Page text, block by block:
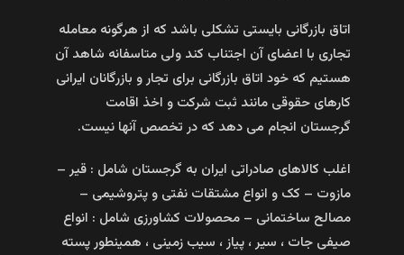
اتاق بازرگانی بایستی تشکلی باشد که از هرگونه معامله
تجاری با اعضای آن اجتناب کند ولی متاسفانه شاهد آن
هستیم که خود اتاق بازرگانی برای تجار و بازرگانان ایرانی
کارهای حقوقی مانند ثبت شرکت و اخذ اقامت
گرجستان انجام می دهد که در تخصص آنها نیست.
اغلب کالاهای صادراتی ایران به گرجستان شامل : قیر –
مازوت – کک و انواع مشتقات نفتی و پتروشیمی –
مصالح ساختمانی – محصولات کشاورزی شامل : انواع
صیفی جات ، سیر ، پیاز ، سیب زمینی ، همینطور پسته